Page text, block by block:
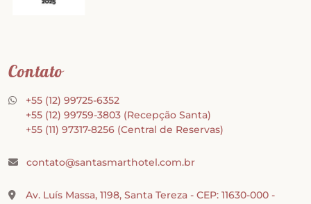
Contato
+55 (12) 99725-6352
+55 (12) 99759-3803 (Recepção Santa)
+55 (11) 97317-8256 (Central de Reservas)
contato@santasmarthotel.com.br
Av. Luís Massa, 1198, Santa Tereza - CEP: 11630-000 -